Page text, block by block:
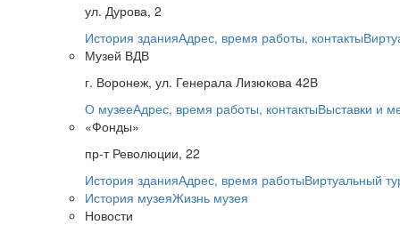
ул. Дурова, 2
История зданияАдрес, время работы, контакты
Музей ВДВ
г. Воронеж, ул. Генерала Лизюкова 42В
О музееАдрес, время работы, контактыВыставки и
«Фонды»
пр-т Революции, 22
История зданияАдрес, время работыВиртуальный
История музеяЖизнь музея
Новости